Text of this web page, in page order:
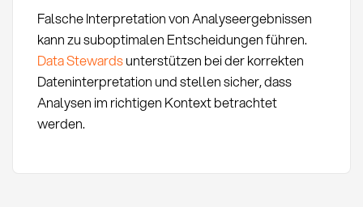
Falsche Interpretation von Analyseergebnissen
kann zu suboptimalen Entscheidungen führen.
Data Stewardsunterstützen bei der korrekten
Dateninterpretation und stellen sicher, dass
Analysen im richtigen Kontext betrachtet
werden.